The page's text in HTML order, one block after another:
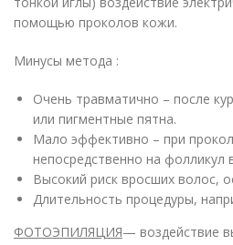
помощью проколов кожи.
Минусы метода :
Очень травматично – после
или пигментные пятна.
Мало эффективно – при
непосредственно на фолликул
Высокий риск вросших волос,
Длительность процедуры,
ФОТОЭПИЛЯЦИЯ— воздействие